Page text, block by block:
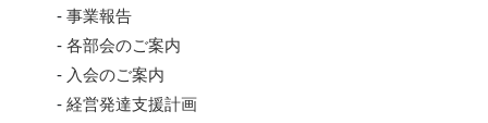
- 事業報告
- 各部会のご案内
- 入会のご案内
- 経営発達支援計画